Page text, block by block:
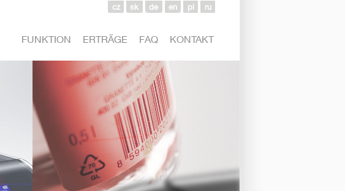
cz sk de en pl ru
FUNKTION ERTRÄGE FAQ KONTAKT